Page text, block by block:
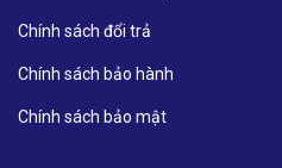
Chính sách đổi trả
Chính sách bảo hành
Chính sách bảo mật